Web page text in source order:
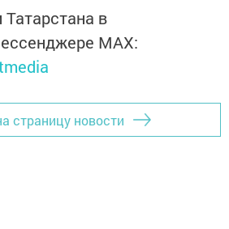
Татарстана в
MАХ:
страницу новости